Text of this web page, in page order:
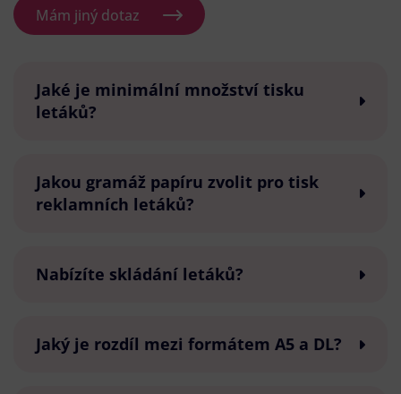
Mám jiný dotaz
Jaké je minimální množství tisku
letáků?
Jakou gramáž papíru zvolit pro tisk
reklamních letáků?
Nabízíte skládání letáků?
Jaký je rozdíl mezi formátem A5 a DL?